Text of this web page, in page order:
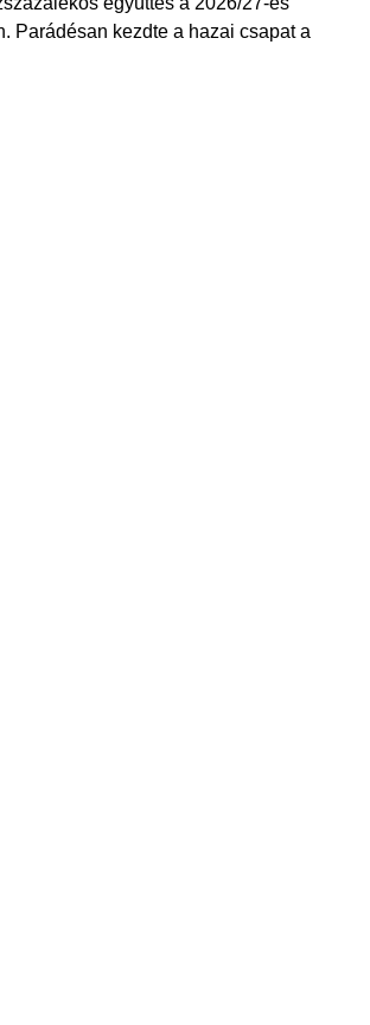
Parádésan kezdte a hazai csapat a